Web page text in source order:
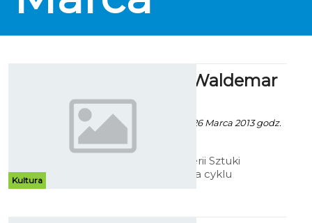
Kultura
ShortArt - Waldemar
Marszałek
Patrycja Koźlarek - 26 Marca 2013 godz.
W Bałtyckiej Galerii Sztuki
pierwsza wystawa cyklu